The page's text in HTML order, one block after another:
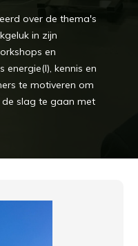
over de thema's
in zijn
en
energie(l), kennis en
te motiveren om
slag te gaan met